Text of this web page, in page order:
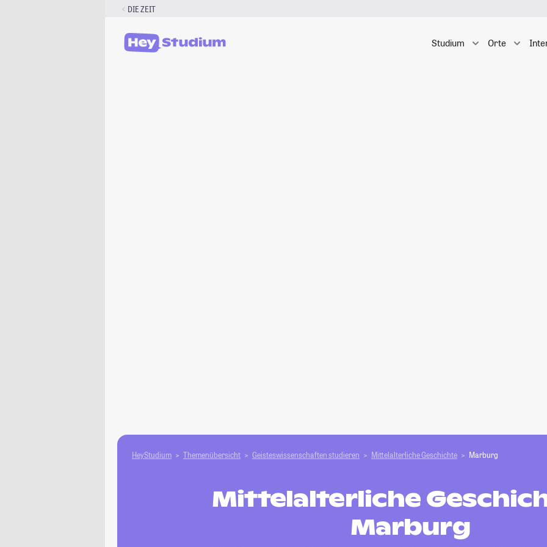
DIE ZEIT
Studium Orte
HeyStudium Themenübersicht Geisteswissenschaften studieren Mittelalterliche Geschichte Marburg
Mittelalterliche
Marburg